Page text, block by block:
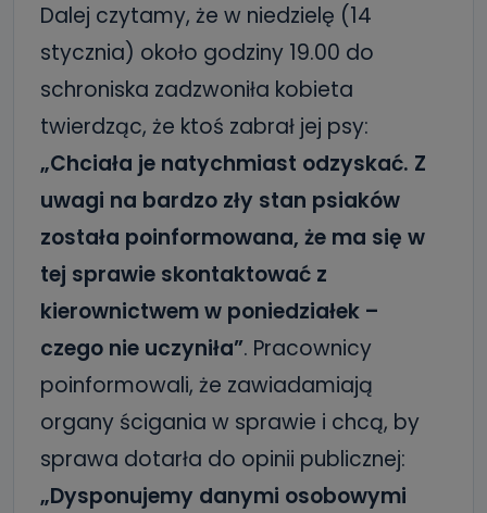
Dalej czytamy, że w niedzielę (14
stycznia) około godziny 19.00 do
schroniska zadzwoniła kobieta
twierdząc, że ktoś zabrał jej psy:
„Chciała je natychmiast odzyskać. Z
uwagi na bardzo zły stan psiaków
została poinformowana, że ma się w
tej sprawie skontaktować z
kierownictwem w poniedziałek –
czego nie uczyniła”. Pracownicy
poinformowali, że zawiadamiają
organy ścigania w sprawie i chcą, by
sprawa dotarła do opinii publicznej:
„Dysponujemy danymi osobowymi